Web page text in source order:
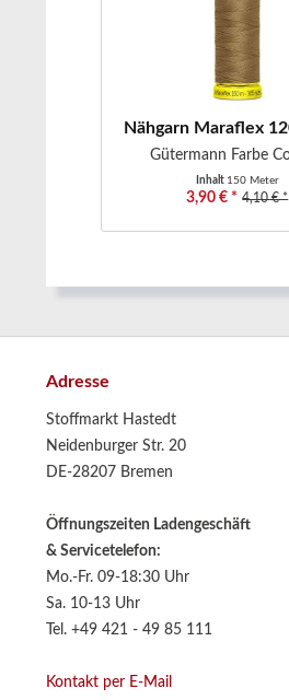
Nähgarn Maraflex
Gütermann Farbe
Inhalt 150 Meter
3,90 € * 4,10 € *
Adresse
Stoffmarkt Hastedt
Neidenburger Str. 20
DE-28207 Bremen
Öffnungszeiten Ladengeschäft
& Servicetelefon:
Mo.-Fr. 09-18:30 Uhr
Sa. 10-13 Uhr
Tel. +49 421 - 49 85 111
Kontakt per E-Mail